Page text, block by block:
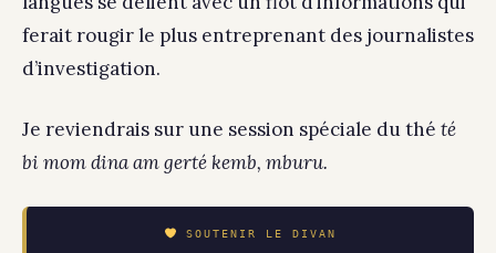
ferait rougir le plus entreprenant des journalistes
d’investigation.
Je reviendrais sur une session spéciale du thé té
bi mom dina am gerté kemb, mburu.
SOUTENIR LE DIVAN